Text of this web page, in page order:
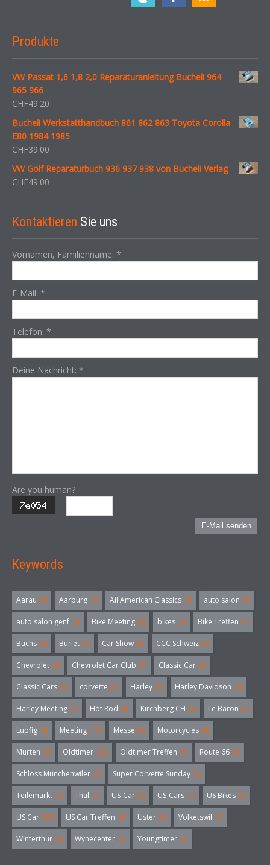
Produkte
VW Passat 1,6 1,8 2,0 Reparaturanleitung Bucheli 964
965 966
CHF49.20
Bucheli Werkstatthandbuch 861 862 863 Toyota Corolla
E80 1984 1985
CHF39.00
VW Golf Reparaturbuch 936 937 938 von Bucheli Verlag
CHF49.00
Kontaktieren Sie uns
Vornamen, Familienname: *
E-Mail: *
Telefon: *
Deine Nachricht: *
Are you human?
E-Mail senden
Keywords
Aarau (3) Aarburg (3) All American Classics (3) auto salon (3)
auto salon genf (3) Bike Meeting (4) bikes (5) Bike Treffen (5)
Buchs (4) Buriet (3) Car Show (3) CCC Schweiz (3)
Chevrolet (3) Chevrolet Car Club (3) Classic Car (3)
Classic Cars (3) corvette (6) Harley (7) Harley Davidson (3)
Harley Meeting (5) Hot Rod (4) Kirchberg CH (4) Le Baron (4)
Lupfig (3) Meeting (18) Messe (5) Motorcycles (4)
Murten (3) Oldtimer (32) Oldtimer Treffen (5) Route 66 (3)
Schloss Münchenwiler (3) Super Corvette Sunday (5)
Teilemarkt (4) Thal (3) US-Car (6) US-Cars (7) US Bikes (5)
US Car (57) US Car Treffen (6) Uster (4) Volketswil (3)
Winterthur (3) Wynecenter (3) Youngtimer (5)